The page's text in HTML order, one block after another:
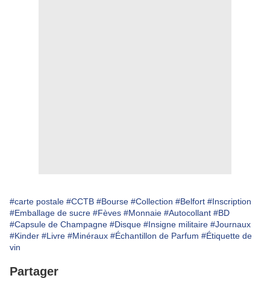
#carte postale #CCTB #Bourse #Collection #Belfort #Inscription
#Emballage de sucre #Fèves #Monnaie #Autocollant #BD
#Capsule de Champagne #Disque #Insigne militaire #Journaux
#Kinder #Livre #Minéraux #Échantillon de Parfum #Étiquette de
vin
Partager